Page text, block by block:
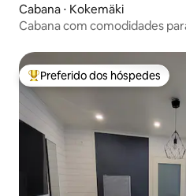
Cabana ⋅ Kokemäki
Cabana com comodidades
Entre os melhores preferidos
Preferido dos hóspedes